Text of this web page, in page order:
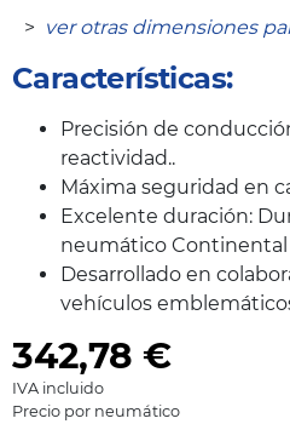
> ver otras dimensiones
Características:
Precisión de
reactividad..
Máxima seguridad en
Excelente duración:
neumático
Desarrollado en
vehículos
342,78 €
IVA incluido
Precio por neumático